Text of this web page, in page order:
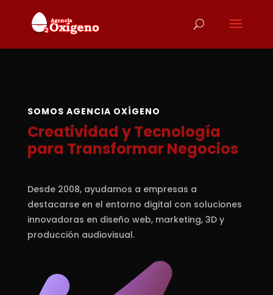
SOMOS AGENCIA OXÍGENO
Creatividad y Tecnología
para Transformar Negocios
Desde 2008, ayudamos a empresas a
destacarse en el entorno digital con soluciones
innovadoras en diseño web, marketing, 3D y
producción audiovisual.